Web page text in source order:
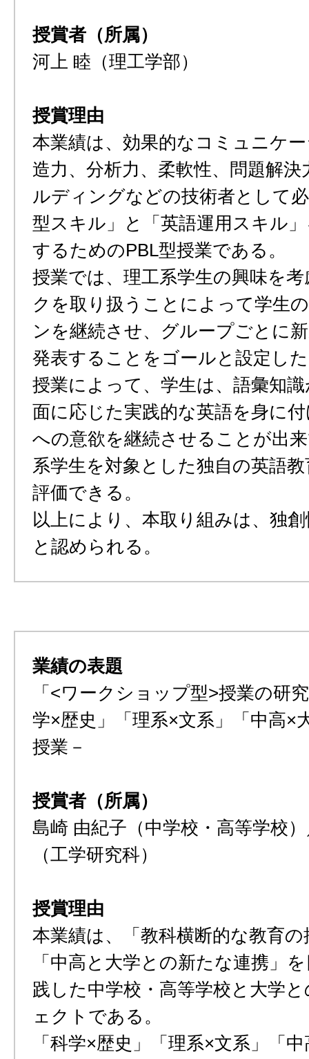
授賞者（所属）
河上 睦（理工学部）
授賞理由
本業績は、効果的なコミュニケ
造力、分析力、柔軟性、問題解
ルディングなどの技術者として
型スキル」と「英語運用スキル
するためのPBL型授業である。
授業では、理工系学生の興味を
クを取り扱うことによって学生
ンを継続させ、グループごとに
発表することをゴールと設定し
授業によって、学生は、語彙知
面に応じた実践的な英語を身に
への意欲を継続させることが出
系学生を対象とした独自の英語
評価できる。
以上により、本取り組みは、独
と認められる。
業績の表題
「<ワークショップ型>授業の研
学×歴史」「理系×文系」「中高×
授業－
授賞者（所属）
島崎 由紀子（中学校・高等学校
（工学研究科）
授賞理由
本業績は、「教科横断的な教育
「中高と大学との新たな連携」
践した中学校・高等学校と大学
ェクトである。
「科学×歴史」「理系×文系」「